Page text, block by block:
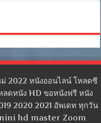
2022 หนังออนไลน์ โหลดซี
ดหนัง HD ขอหนังฟรี หนัง
2020 2021 อัพเดท ทุกวัน
hd master Zoom